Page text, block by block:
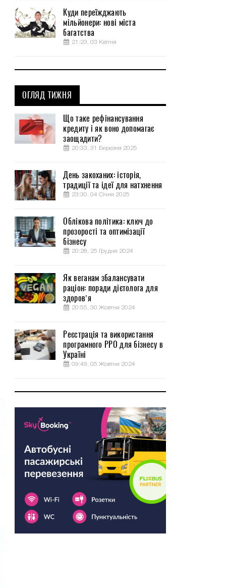
Куди переїжджають
мільйонери: нові міста
багатства
21:23, 03 Квітня
ОГЛЯД ТИЖНЯ
Що таке рефінансування
кредиту і як воно допомагає
заощадити?
20:33, 31 Березня 2025
День закоханих: історія,
традиції та ідеї для натхнення
23:30, 04 Січня 2025
Облікова політика: ключ до
прозорості та оптимізації
бізнесу
20:28, 25 Грудня 2024
Як веганам збалансувати
раціон: поради дієтолога для
здоров’я
20:55, 30 Жовтня 2024
Реєстрація та використання
програмного РРО для бізнесу в
Україні
09:49, 05 Жовтня 2024